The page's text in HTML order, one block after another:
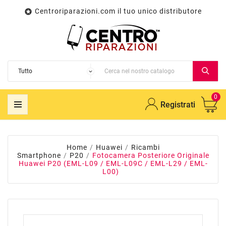
 Centroriparazioni.com il tuo unico distributore
Registrati
0
Home Huawei
Ricambi
Smartphone
P20
Fotocamera Posteriore Originale
Huawei P20 (EML-L09 / EML-L09C / EML-L29 / EML-
L00)